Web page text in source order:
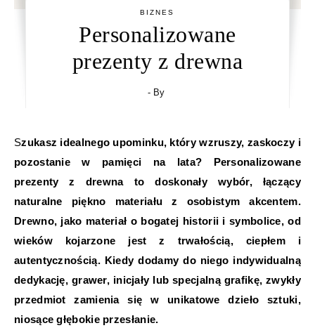
BIZNES
Personalizowane
prezenty z drewna
- By
Szukasz idealnego upominku, który wzruszy, zaskoczy i
pozostanie w pamięci na lata? Personalizowane
prezenty z drewna to doskonały wybór, łączący
naturalne piękno materiału z osobistym akcentem.
Drewno, jako materiał o bogatej historii i symbolice, od
wieków kojarzone jest z trwałością, ciepłem i
autentycznością. Kiedy dodamy do niego indywidualną
dedykację, grawer, inicjały lub specjalną grafikę, zwykły
przedmiot zamienia się w unikatowe dzieło sztuki,
niosące głębokie przesłanie.